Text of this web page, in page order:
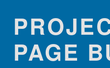
PAGE